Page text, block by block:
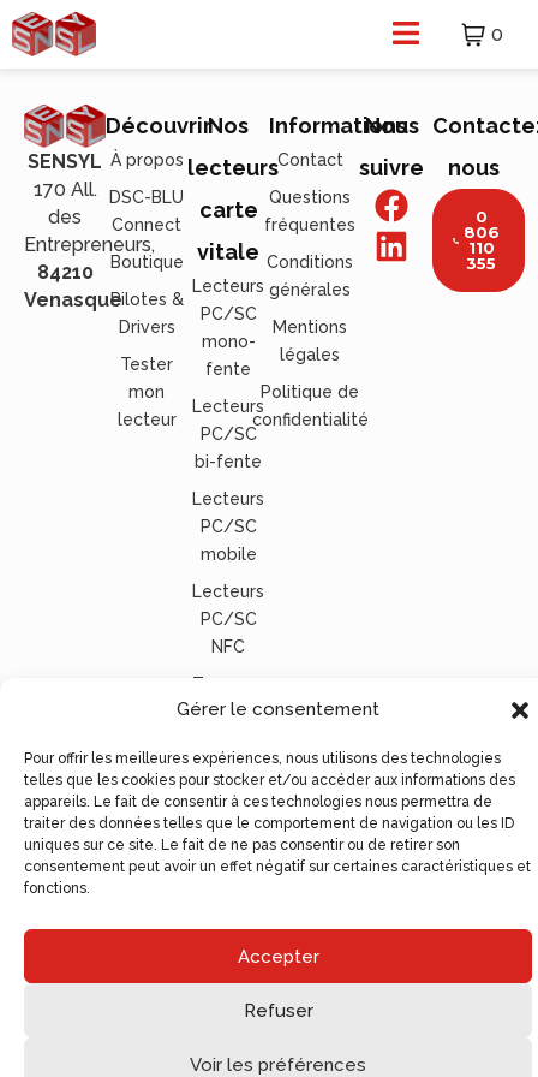
Gérer le consentement
Pour offrir les meilleures expériences, nous utilisons des technologies
telles que les cookies pour stocker et/ou accéder aux informations des
appareils. Le fait de consentir à ces technologies nous permettra de
traiter des données telles que le comportement de navigation ou les ID
uniques sur ce site. Le fait de ne pas consentir ou de retirer son
consentement peut avoir un effet négatif sur certaines caractéristiques et
fonctions.
Accepter
Refuser
Voir les préférences
0
SENSYL
170 All.
des
Entrepreneurs,
84210
Venasque
Découvrir
À propos
DSC-BLU
Connect
Boutique
Pilotes &
Drivers
Tester
mon
lecteur
Nos
lecteurs
carte
vitale
Lecteurs
PC/SC
mono-
fente
Lecteurs
PC/SC
bi-fente
Lecteurs
PC/SC
mobile
Lecteurs
PC/SC
NFC
Tous nos
lecteurs
vitale
Informations
Contact
Questions
fréquentes
Conditions
générales
Mentions
légales
Politique de
confidentialité
Nous
suivre
nous
0
806
110
355
© Ugocom Paris – Avignon Création Site Internet –
Agence de Communication